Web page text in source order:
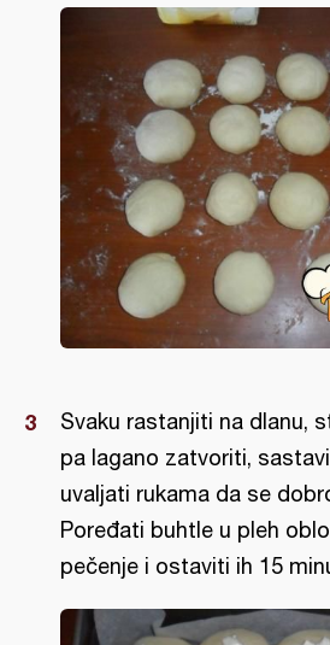
Svaku rastanjiti na dlanu,
pa lagano zatvoriti,
uvaljati rukama da se
Poređati buhtle u pleh
pečenje i ostaviti ih 15